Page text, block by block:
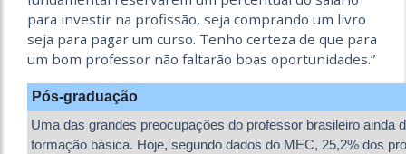
para investir na profissão, seja comprando um livro
seja para pagar um curso. Tenho certeza de que para
um bom professor não faltarão boas oportunidades.”
Pós-graduação
Uma das grandes preocupações do professor brasileiro ainda
formação básica. Hoje, segundo dados do MEC, 25,2% dos